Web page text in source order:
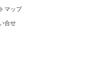
マップ
合せ